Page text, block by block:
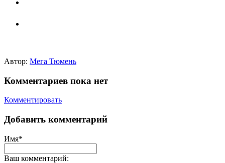
Автор: Мега Тюмень
Комментариев пока нет
Комментировать
Добавить комментарий
Имя*
Ваш комментарий: